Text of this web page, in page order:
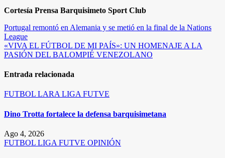
Cortesía Prensa Barquisimeto Sport Club
Navegación
de
entradas
Portugal remontó en Alemania y se metió en la final de la Nations
League
«VIVA EL FÚTBOL DE MI PAÍS»: UN HOMENAJE A LA
PASIÓN DEL BALOMPIÉ VENEZOLANO
Entrada relacionada
FUTBOL LARALIGA FUTVE
Dino Trotta fortalece la defensa barquisimetana
Ago 4, 2026
FUTBOL LIGA FUTVE OPINIÓN